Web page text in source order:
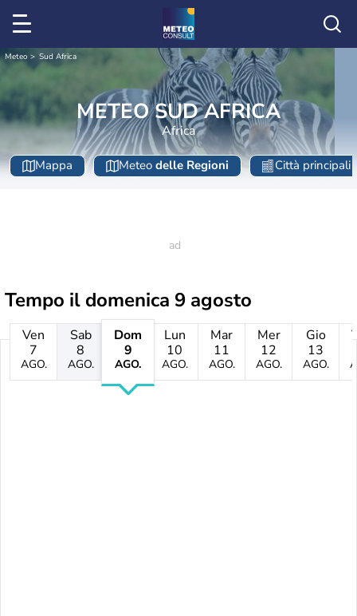
Meteo Sud Africa
METEO SUD AFRICA
Africa
Mappa Meteo delle Regioni Città principali
Tempo il domenica 9 agosto
Ven
7
AGO.
Sab
8
AGO.
Dom
9
AGO.
Lun
10
AGO.
Mar
11
AGO.
Mer
12
AGO.
Gio
13
AGO.